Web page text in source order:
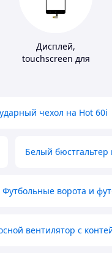
Дисплей,
touchscreen для
чехол на Hot 60i
Белый
Футбольные ворота и
вентилятор с